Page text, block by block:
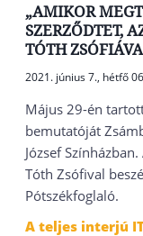
„AMIKOR
SZERZŐDTET,
TÓTH
2021. június 7., hétfő
Május 29-én
bemutatóját
József
Tóth Zsófival
Pótszékfoglaló.
A teljes interjú